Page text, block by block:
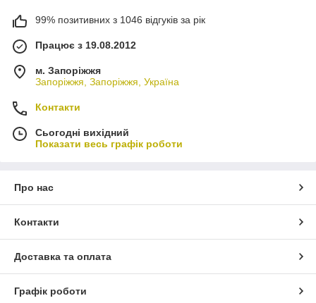
99% позитивних з 1046 відгуків за рік
Працює з 19.08.2012
м. Запоріжжя
Запоріжжя, Запоріжжя, Україна
Контакти
Сьогодні вихідний
Показати весь графік роботи
Про нас
Контакти
Доставка та оплата
Графік роботи